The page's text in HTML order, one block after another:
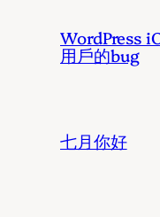
WordPress
用戶的bug
七月你好